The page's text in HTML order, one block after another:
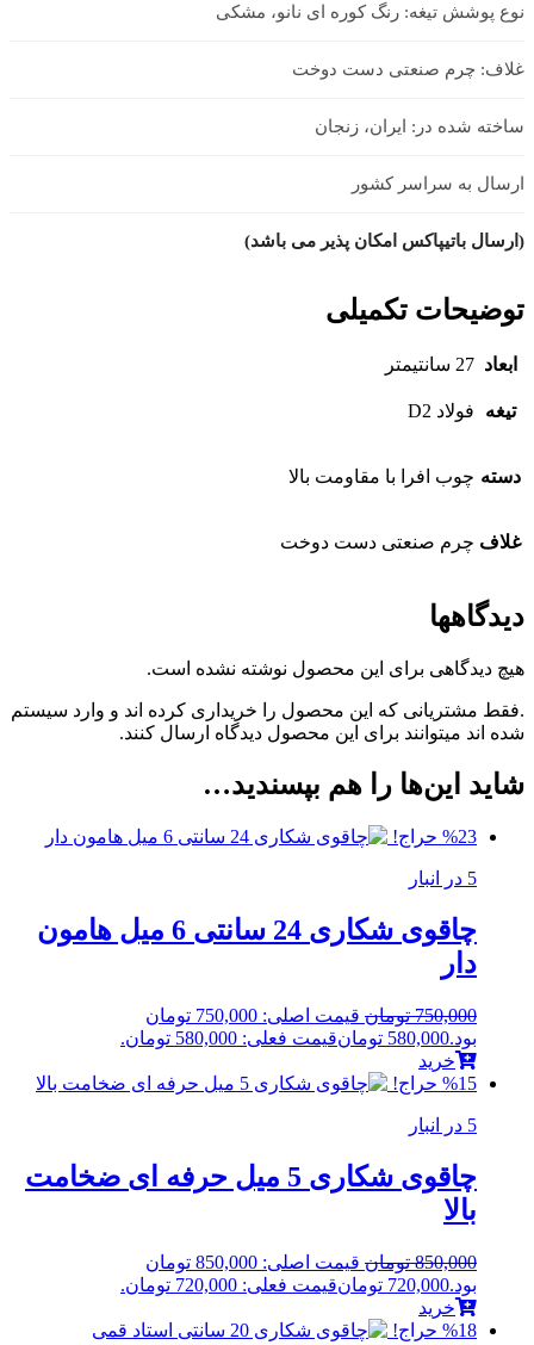
نوع پوشش تیغه: رنگ کوره ای نانو، مشکی
غلاف: چرم صنعتی دست دوخت
ساخته شده در: ایران، زنجان
ارسال به سراسر کشور
(ارسال باتیپاکس امکان پذیر می باشد)
توضیحات تکمیلی
ابعاد 27 سانتیمتر
تیغه فولاد D2
دسته چوب افرا با مقاومت بالا
غلاف چرم صنعتی دست دوخت
دیدگاهها
هیچ دیدگاهی برای این محصول نوشته نشده است.
.فقط مشتریانی که این محصول را خریداری کرده اند و وارد سیستم
شده اند میتوانند برای این محصول دیدگاه ارسال کنند.
شاید این‌ها را هم بپسندید…
%23 حراج!
5 در انبار
چاقوی شکاری 24 سانتی 6 میل هامون
دار
750,000 تومان
قیمت اصلی: 750,000 تومان
بود.580,000 تومانقیمت فعلی: 580,000 تومان.
خرید
%15 حراج!
5 در انبار
چاقوی شکاری 5 میل حرفه ای ضخامت
بالا
850,000 تومان
قیمت اصلی: 850,000 تومان
بود.720,000 تومانقیمت فعلی: 720,000 تومان.
خرید
%18 حراج!